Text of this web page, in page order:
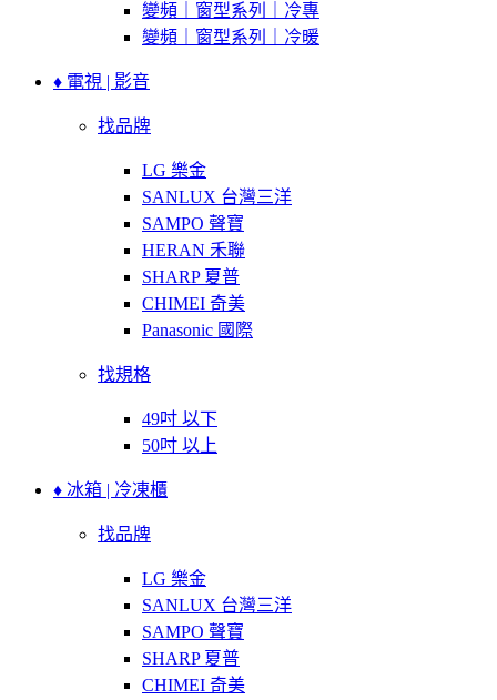
變頻｜窗型系列｜冷專
變頻｜窗型系列｜冷暖
♦ 電視 | 影音
找品牌
LG 樂金
SANLUX 台灣三洋
SAMPO 聲寶
HERAN 禾聯
SHARP 夏普
CHIMEI 奇美
Panasonic 國際
找規格
49吋 以下
50吋 以上
♦ 冰箱 | 冷凍櫃
找品牌
LG 樂金
SANLUX 台灣三洋
SAMPO 聲寶
SHARP 夏普
CHIMEI 奇美